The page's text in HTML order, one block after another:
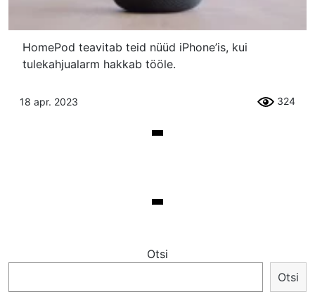
HomePod teavitab teid nüüd iPhone’is, kui
tulekahjualarm hakkab tööle.
18 apr. 2023 324
Otsi
Otsi